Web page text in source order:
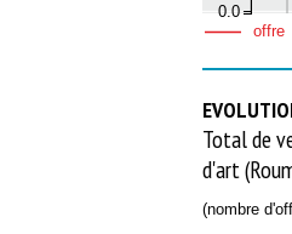
0.0
offre
Total de
d'art
(nombre